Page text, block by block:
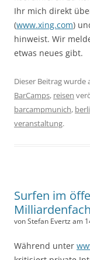
Ihr mich direkt
(www.xing.com)
hinweist. Wir
etwas neues gibt.
Dieser Beitrag wurde
BarCamps, reisen
barcampmunich,
veranstaltung.
Surfen im
von Stefan Evertz am
Während unter